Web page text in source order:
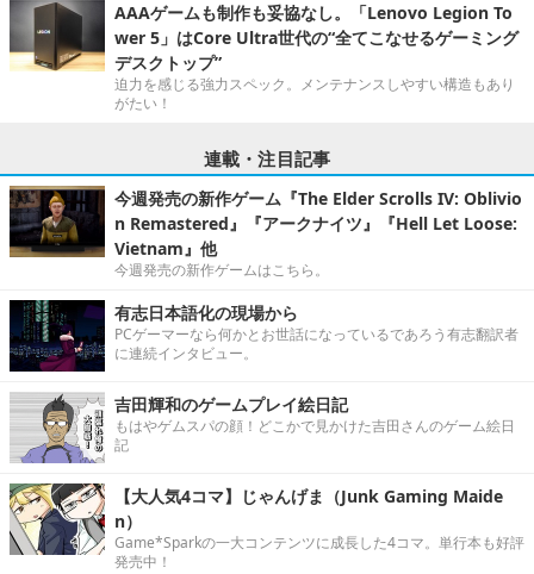
AAAゲームも制作も妥協なし。「Lenovo Legion To
wer 5」はCore Ultra世代の“全てこなせるゲーミング
デスクトップ”
迫力を感じる強力スペック。メンテナンスしやすい構造もあり
がたい！
連載・注目記事
今週発売の新作ゲーム『The Elder Scrolls IV: Oblivio
n Remastered』『アークナイツ』『Hell Let Loose:
Vietnam』他
今週発売の新作ゲームはこちら。
有志日本語化の現場から
PCゲーマーなら何かとお世話になっているであろう有志翻訳者
に連続インタビュー。
吉田輝和のゲームプレイ絵日記
もはやゲムスパの顔！どこかで見かけた吉田さんのゲーム絵日
記
【大人気4コマ】じゃんげま（Junk Gaming Maide
n）
Game*Sparkの一大コンテンツに成長した4コマ。単行本も好評
発売中！